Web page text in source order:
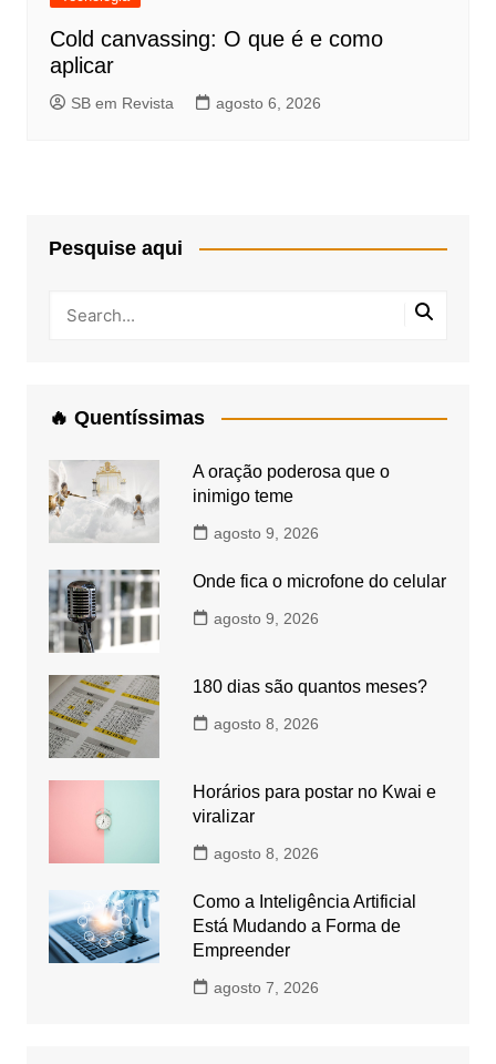
Cold canvassing: O que é e como
aplicar
SB em Revista agosto 6, 2026
Pesquise aqui
🔥 Quentíssimas
A oração poderosa que o
inimigo teme
agosto 9, 2026
Onde fica o microfone do celular
agosto 9, 2026
180 dias são quantos meses?
agosto 8, 2026
Horários para postar no Kwai e
viralizar
agosto 8, 2026
Como a Inteligência Artificial
Está Mudando a Forma de
Empreender
agosto 7, 2026